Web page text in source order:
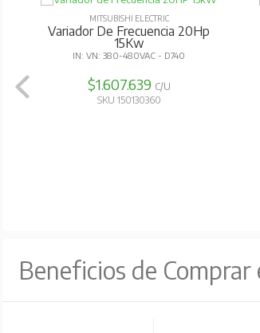
MITSUBISHI ELECTRIC
Variador De Frecuencia 20Hp
15Kw
IN: VN: 380-480VAC - D740
$1.607.639 C/U
SKU 150130360
Beneficios de